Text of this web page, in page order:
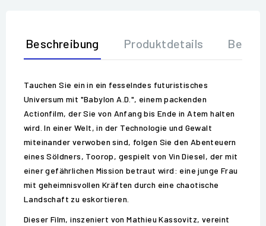
Beschreibung Produktdetails
Tauchen Sie ein in ein fesselndes futuristisches
Universum mit "Babylon A.D.", einem packenden
Actionfilm, der Sie von Anfang bis Ende in Atem halten
wird. In einer Welt, in der Technologie und Gewalt
miteinander verwoben sind, folgen Sie den Abenteuern
eines Söldners, Toorop, gespielt von Vin Diesel, der mit
einer gefährlichen Mission betraut wird: eine junge Frau
mit geheimnisvollen Kräften durch eine chaotische
Landschaft zu eskortieren.
Dieser Film, inszeniert von Mathieu Kassovitz, vereint